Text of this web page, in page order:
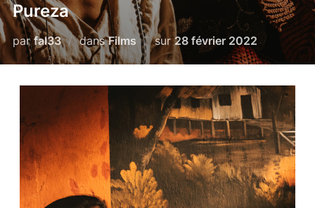
Pureza
parfal33 dansFilms sur28 février 2022